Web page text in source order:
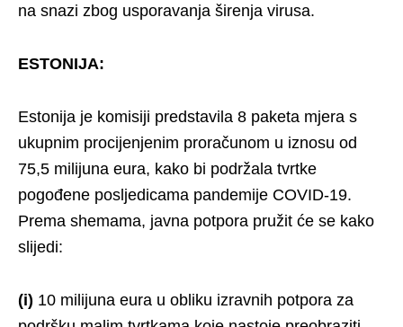
na snazi zbog usporavanja širenja virusa.
ESTONIJA:
Estonija je komisiji predstavila 8 paketa mjera s
ukupnim procijenjenim proračunom u iznosu od
75,5 milijuna eura, kako bi podržala tvrtke
pogođene posljedicama pandemije COVID-19.
Prema shemama, javna potpora pružit će se kako
slijedi:
(i) 10 milijuna eura u obliku izravnih potpora za